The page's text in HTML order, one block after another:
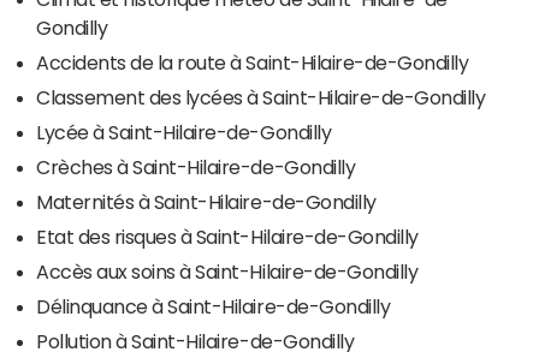
Gondilly
Accidents de la route à Saint-Hilaire-de-Gondilly
Classement des lycées à Saint-Hilaire-de-Gondilly
Lycée à Saint-Hilaire-de-Gondilly
Crèches à Saint-Hilaire-de-Gondilly
Maternités à Saint-Hilaire-de-Gondilly
Etat des risques à Saint-Hilaire-de-Gondilly
Accès aux soins à Saint-Hilaire-de-Gondilly
Délinquance à Saint-Hilaire-de-Gondilly
Pollution à Saint-Hilaire-de-Gondilly